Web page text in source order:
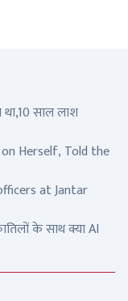
साल लाश
Herself, Told the
at Jantar
के साथ क्या AI